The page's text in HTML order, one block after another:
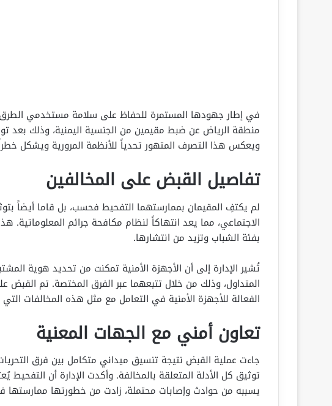
في إطار جهودها المستمرة للحفاظ على سلامة مستخدمي الطرق،
منطقة الرياض عن ضبط مقيمين من الجنسية اليمنية، وذلك بعد
ويعكس هذا التصرف المتهور تحدياً للأنظمة المرورية ويشكل
تفاصيل القبض على المخالفين
لم يكتفِ المقيمان بممارستهما التفحيط فحسب، بل قاما أيضاً
الاجتماعي، مما يعد انتهاكاً لنظام مكافحة جرائم
بفئة الشباب وتزيد من انتشارها.
تُشير الإدارة إلى أن الأجهزة الأمنية تمكنت من تحديد هوية
المتداول، وذلك من خلال تتبعهما عبر الفرق المختصة. تم القبض
الفعالة للأجهزة الأمنية في التعامل مع مثل هذه المخالفات
تعاون أمني مع الجهات المعنية
جاءت عملية القبض نتيجة تنسيق ميداني متكامل بين فرق
توثيق كل الأدلة المتعلقة بالمخالفة. وأكدت الإدارة أن التفحيط
يسببه من حوادث وإصابات محتملة، زادت من خطورتها ممارستها